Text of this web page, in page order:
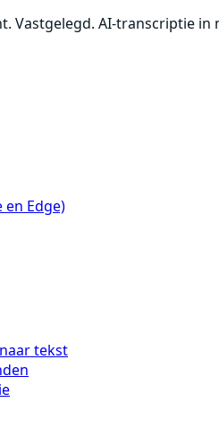
Vastgelegd. AI-transcriptie
Edge)
tekst